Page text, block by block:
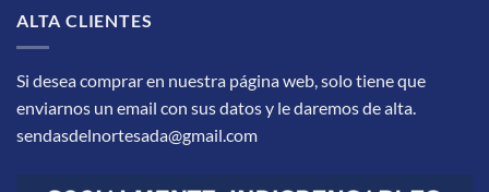
ALTA CLIENTES
Si desea comprar en nuestra página web, solo tiene que
enviarnos un email con sus datos y le daremos de alta.
sendasdelnortesada@gmail.com